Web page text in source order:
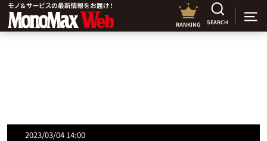
RANKING SEARCH
2023/03/04 14:00